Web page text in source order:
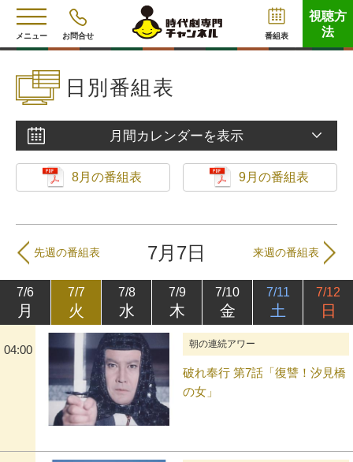
メニュー お問合せ 番組表
視聴方
法
日別番組表
月間カレンダーを表示
8月の番組表 9月の番組表
先週の番組表 7月7日 来週の番組表
7/6
月
7/7
火
7/8
水
7/9
木
7/10
金
7/11
土
7/12
日
04:00 朝の連続アワー
破れ奉行 第7話「復讐！汐見橋
の女」